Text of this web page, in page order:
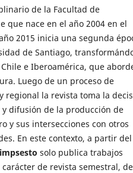
de la Facultad de
que nace en el año 2004 en el
2015 inicia una segunda
de Santiago,
e Iberoamérica, que
Luego de un proceso de
regional la revista toma la
difusión de la producción de
y sus intersecciones con otros
En este contexto, a partir del
solo publica trabajos
de revista semestral, de